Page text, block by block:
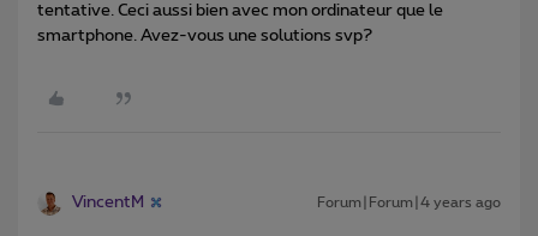
tentative. Ceci aussi bien avec mon ordinateur que le
smartphone. Avez-vous une solutions svp?
VincentM Forum|Forum|4 years ago